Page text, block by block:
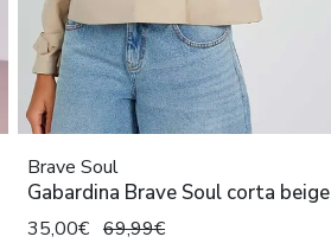
Brave Soul
Gabardina Brave Soul corta beige
35,00€ 69,99€